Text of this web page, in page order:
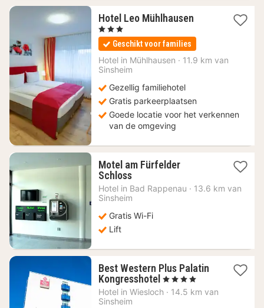
Hotel Leo Mühlhausen1
vanaf
94
€
, 3 Sterren
Geschikt voor families
Hotel in Mühlhausen · 11.9 km van
Sinsheim
Gezellig familiehotel
Gratis parkeerplaatsen
Goede locatie voor het verkennen
van de omgeving
Motel am Fürfelder
Schloss1
nacht
vanaf
€
Hotel in Bad Rappenau · 13.6 km van
Sinsheim
Gratis Wi-Fi
Lift
Best Western Plus Palatin
Kongresshotel 1
nacht
, 4 Sterren
Hotel in Wiesloch · 14.5 km van
Sinsheim